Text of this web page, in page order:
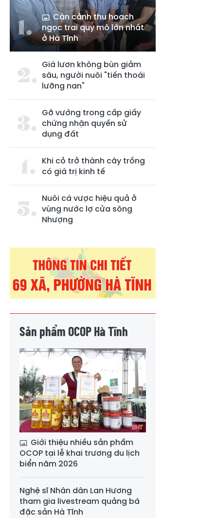
Cận cảnh thu hoạch
ngọc trai quy mô lớn nhất
ở Hà Tĩnh
Giá lươn không bùn giảm
sâu, người nuôi "tiến thoái
lưỡng nan"
Gỡ vướng trong cấp giấy
chứng nhận quyền sử
dụng đất
Khi cỏ trở thành cây trồng
có giá trị kinh tế
Nuôi cá vược hiệu quả ở
vùng nước lợ cửa sông
Nhượng
Sản phẩm OCOP Hà Tĩnh
Giới thiệu nhiều sản phẩm
OCOP tại lễ khai trương du lịch
biển năm 2026
Nghệ sĩ Nhân dân Lan Hương
tham gia livestream quảng bá
đặc sản Hà Tĩnh